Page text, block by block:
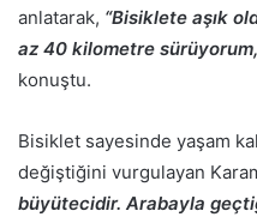
anlatarak, “Bisiklete aşık
az 40 kilometre
konuştu.
Bisiklet sayesinde yaşam
değiştiğini vurgulayan
büyütecidir. Arabayla